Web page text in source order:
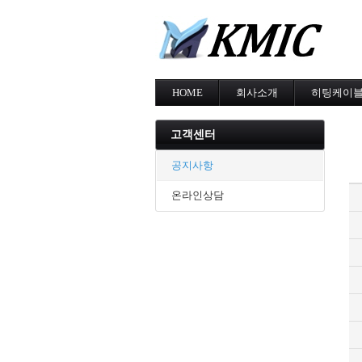
HOME 회사소개 히팅케이블
지붕융설
고객센터
공지사항
온라인상담